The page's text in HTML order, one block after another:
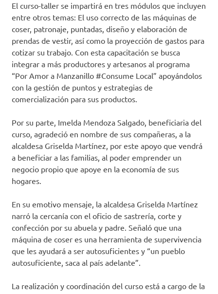
El curso-taller se impartirá en tres módulos que incluyen
entre otros temas: El uso correcto de las máquinas de
coser, patronaje, puntadas, diseño y elaboración de
prendas de vestir, así como la proyección de gastos para
cotizar su trabajo. Con esta capacitación se busca
integrar a más productores y artesanos al programa
“Por Amor a Manzanillo #Consume Local” apoyándolos
con la gestión de puntos y estrategias de
comercialización para sus productos.
Por su parte, Imelda Mendoza Salgado, beneficiaria del
curso, agradeció en nombre de sus compañeras, a la
alcaldesa Griselda Martínez, por este apoyo que vendrá
a beneficiar a las familias, al poder emprender un
negocio propio que apoye en la economía de sus
hogares.
En su emotivo mensaje, la alcaldesa Griselda Martínez
narró la cercanía con el oficio de sastrería, corte y
confección por su abuela y padre. Señaló que una
máquina de coser es una herramienta de supervivencia
que les ayudará a ser autosuficientes y “un pueblo
autosuficiente, saca al país adelante”.
La realización y coordinación del curso está a cargo de la